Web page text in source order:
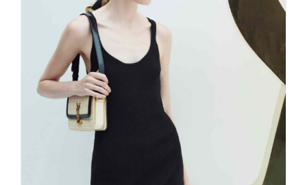
Saint Laurent Resort 2023